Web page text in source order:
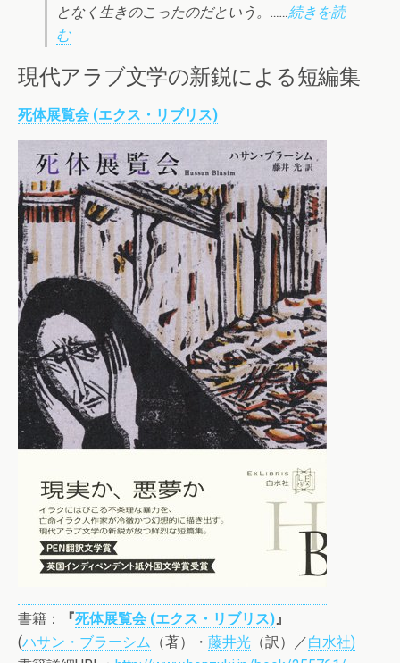
となく生きのこったのだという。……続きを読
む
現代アラブ文学の新鋭による短編集
死体展覧会 (エクス・リブリス)
書籍： 『死体展覧会 (エクス・リブリス)』
(ハサン・ブラーシム （著）・ 藤井光 （訳）／白水社)